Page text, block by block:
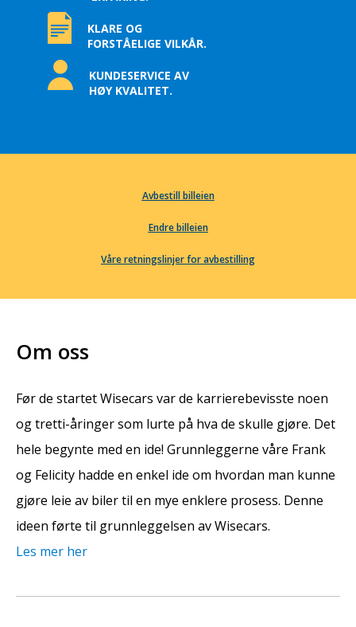
KLARE OG
FORSTÅELIGE VILKÅR.
KUNDESERVICE AV
HØY KVALITET.
Avbestill billeien
Endre billeien
Våre retningslinjer for avbestilling
Om oss
Før de startet Wisecars var de karrierebevisste noen
og tretti-åringer som lurte på hva de skulle gjøre. Det
hele begynte med en ide! Grunnleggerne våre Frank
og Felicity hadde en enkel ide om hvordan man kunne
gjøre leie av biler til en mye enklere prosess. Denne
ideen førte til grunnleggelsen av Wisecars.
Les mer her